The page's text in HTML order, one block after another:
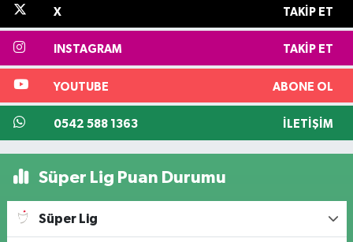
X TAKIP ET
INSTAGRAM TAKIP ET
YOUTUBE ABONE OL
0542 588 1363 İLETIŞIM
Süper Lig Puan Durumu
Süper Lig